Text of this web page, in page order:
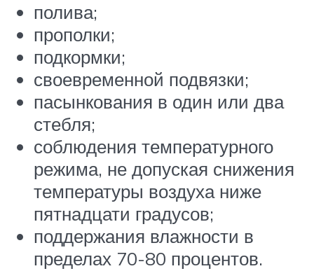
полива;
прополки;
подкормки;
своевременной подвязки;
пасынкования в один или два
стебля;
соблюдения температурного
режима, не допуская снижения
температуры воздуха ниже
пятнадцати градусов;
поддержания влажности в
пределах 70-80 процентов.